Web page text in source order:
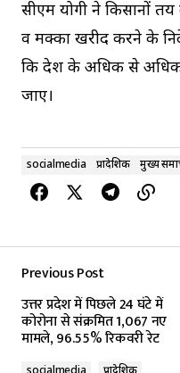
सीएम योगी ने किसानों
व मक्का खरीद करने के
कि प्रदेश के अधिक से
जाए।
socialmedia प्रादेशिक मुख्य
Previous Post
उत्तर प्रदेश में पिछले 24 घंटे में
कोरोना से संक्रमित 1,067 नए
मामले, 96.55% रिकवरी रेट